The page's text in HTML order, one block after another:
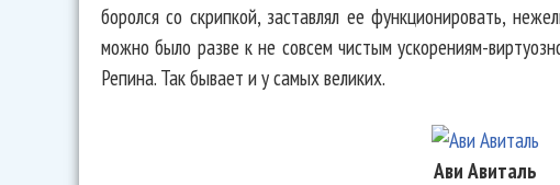
боролся со скрипкой, заставлял ее функционировать,
можно было разве к не совсем чистым ускорениям-
Репина. Так бывает и у самых великих.
Ави Авиталь